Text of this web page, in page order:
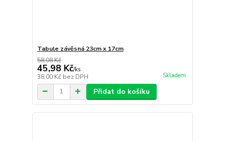
Tabule závěsná 23cm x 17cm
58,08 Kč
45,98 Kč/ks
38,00 Kč bez DPH Skladem
Přidat do košíku